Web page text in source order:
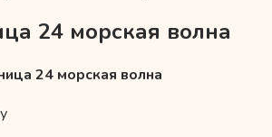
24 морская волна
24 морская волна